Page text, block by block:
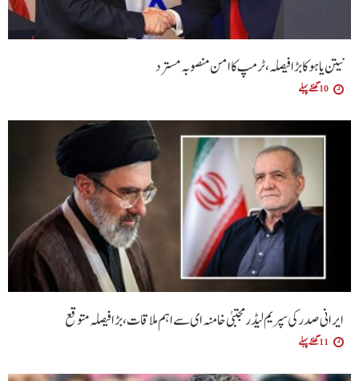
نیتن یاہو کا بڑا فیصلہ، ٹرمپ کا امن منصوبہ مسترد
10 گھنٹے پہلے
ایرانی صدر کی سپریم لیڈر مجتبیٰ خامنہ ای سے اہم ملاقات، بڑا فیصلہ متوقع
11 گھنٹے پہلے